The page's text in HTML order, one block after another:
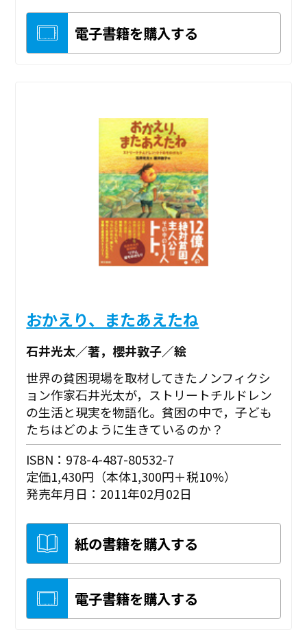
電子書籍を購入する
おかえり、またあえたね
石井光太／著，櫻井敦子／絵
世界の貧困現場を取材してきたノンフィクシ
ョン作家石井光太が，ストリートチルドレン
の生活と現実を物語化。貧困の中で，子ども
たちはどのように生きているのか？
ISBN：978-4-487-80532-7
定価1,430円（本体1,300円＋税10%）
発売年月日：2011年02月02日
紙の書籍を購入する
電子書籍を購入する